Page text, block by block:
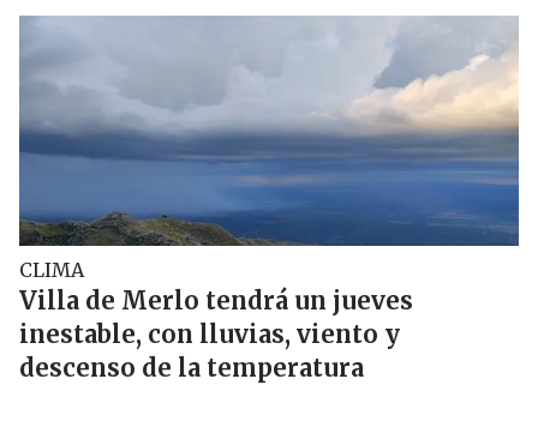
CLIMA
Villa de Merlo tendrá un jueves
inestable, con lluvias, viento y
descenso de la temperatura